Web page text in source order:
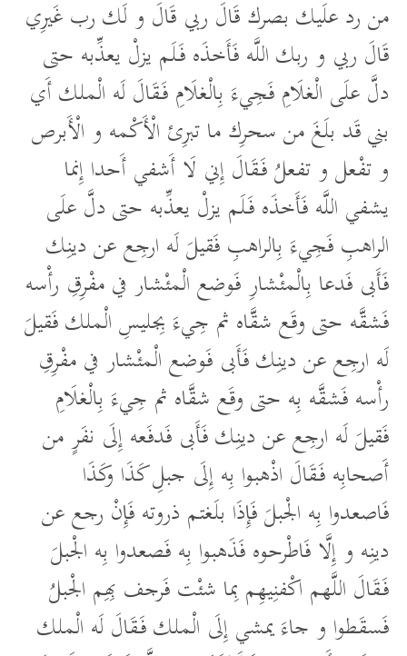
من رد علَيك بصرك قَالَ ربي قَالَ و لَك رب غَيرِي
قَالَ ربي و ربك اللَّه فَأَخذَه فَلَم يزلْ يعذِّبه حتى
دلَّ علَى الْغلَامِ فَجِيءَ بِالْغلَامِ فَقَالَ لَه الْملك أَي
بني قَد بلَغَ من سحرِك ما تبرِئ الْأَكْمه و الْأَبرص
و تفْعل و تفعلُ فَقَالَ إِني لَا أَشفي أَحدا إِنما
يشفي اللَّه فَأَخذَه فَلَم يزلْ يعذِّبه حتى دلَّ علَى
الراهبِ فَجِيءَ بِالراهبِ فَقيلَ لَه ارجِع عن دينِك
فَأَبى فَدعا بِالْمئْشارِ فَوضع الْمئْشار في مفْرِقِ رأْسه
فَشقَّه حتى وقَع شقَّاه ثم جِيءَ بِجليسِ الْملك فَقيلَ
لَه ارجِع عن دينِك فَأَبى فَوضع الْمئْشار في مفْرِقِ
رأْسه فَشقَّه بِه حتى وقَع شقَّاه ثم جِيءَ بِالْغلَامِ
فَقيلَ لَه ارجِع عن دينِك فَأَبى فَدفَعه إِلَى نفَرٍ من
أَصحابِه فَقَالَ اذْهبوا بِه إِلَى جبلِ كَذَا وكَذَا
فَاصعدوا بِه الْجبلَ فَإِذَا بلَغتم ذروته فَإِنْ رجع عن
دينِه و إِلَّا فَاطْرحوه فَذَهبوا بِه فَصعدوا بِه الْجبلَ
فَقَالَ اللَّهم اكْفنِيهِم بِما شئْت فَرجف بِهِم الْجبلُ
فَسقَطوا و جاءَ يمشي إِلَى الْملك فَقَالَ لَه الْملك